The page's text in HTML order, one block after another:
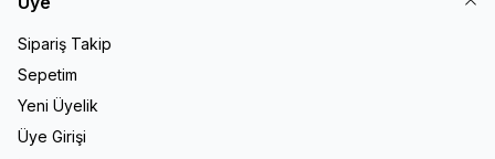
Sipariş Takip
Sepetim
Yeni Üyelik
Üye Girişi